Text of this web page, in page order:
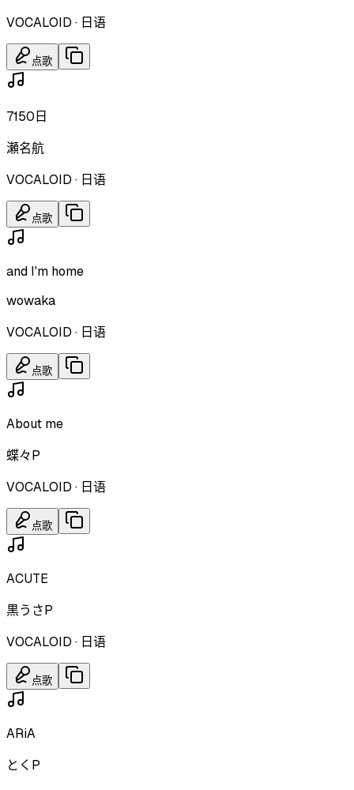
VOCALOID · 日语
点歌
7150日
瀬名航
VOCALOID · 日语
点歌
and I'm home
wowaka
VOCALOID · 日语
点歌
About me
蝶々P
VOCALOID · 日语
点歌
ACUTE
黒うさP
VOCALOID · 日语
点歌
ARiA
とくP